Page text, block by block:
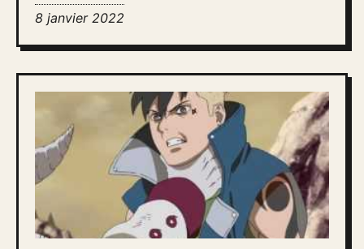
8 janvier 2022